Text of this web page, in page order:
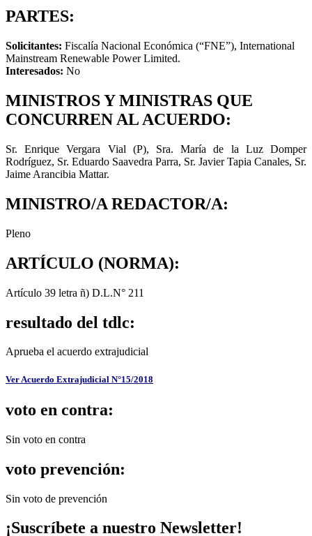
PARTES:
Solicitantes: Fiscalía Nacional Económica (“FNE”), International
Mainstream Renewable Power Limited.
Interesados: No
MINISTROS Y MINISTRAS QUE
CONCURREN AL ACUERDO:
Sr. Enrique Vergara Vial (P), Sra. María de la Luz Domper
Rodríguez, Sr. Eduardo Saavedra Parra, Sr. Javier Tapia Canales, Sr.
Jaime Arancibia Mattar.
MINISTRO/A REDACTOR/A:
Pleno
ARTÍCULO (NORMA):
Artículo 39 letra ñ) D.L.N° 211
resultado del tdlc:
Aprueba el acuerdo extrajudicial
Ver Acuerdo Extrajudicial N°15/2018
voto en contra:
Sin voto en contra
voto prevención:
Sin voto de prevención
¡Suscríbete a nuestro Newsletter!